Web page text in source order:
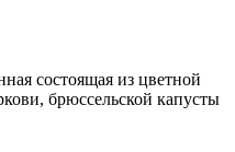
состоящая из цветной
брюссельской капусты